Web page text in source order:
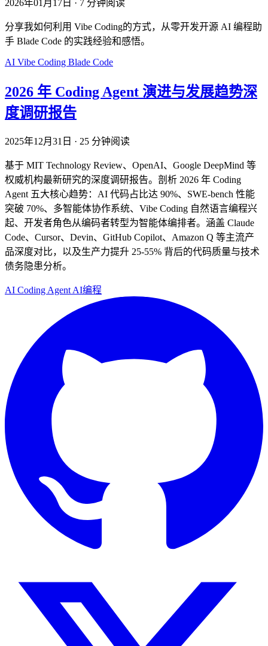
2026年01月17日 · 7 分钟阅读
分享我如何利用 Vibe Coding的方式，从零开发开源 AI 编程助
手 Blade Code 的实践经验和感悟。
AI Vibe Coding Blade Code
2026 年 Coding Agent 演进与发展趋势深
度调研报告
2025年12月31日 · 25 分钟阅读
基于 MIT Technology Review、OpenAI、Google DeepMind 等
权威机构最新研究的深度调研报告。剖析 2026 年 Coding
Agent 五大核心趋势：AI 代码占比达 90%、SWE-bench 性能
突破 70%、多智能体协作系统、Vibe Coding 自然语言编程兴
起、开发者角色从编码者转型为智能体编排者。涵盖 Claude
Code、Cursor、Devin、GitHub Copilot、Amazon Q 等主流产
品深度对比，以及生产力提升 25-55% 背后的代码质量与技术
债务隐患分析。
AI Coding AgentAI编程